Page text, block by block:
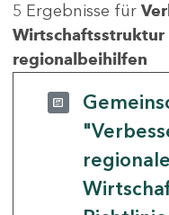
5 Ergebnisse für
regionalbeihilfen